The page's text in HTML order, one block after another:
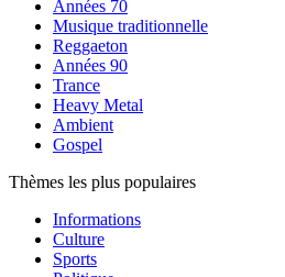
Années 70
Musique traditionnelle
Reggaeton
Années 90
Trance
Heavy Metal
Ambient
Gospel
Thèmes les plus populaires
Informations
Culture
Sports